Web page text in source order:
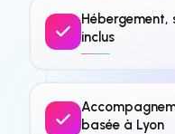
Hébergement,
inclus
basée à Lyon